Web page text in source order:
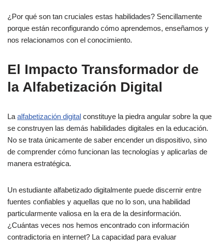
¿Por qué son tan cruciales estas habilidades? Sencillamente
porque están reconfigurando cómo aprendemos, enseñamos y
nos relacionamos con el conocimiento.
El Impacto Transformador de
la Alfabetización Digital
La alfabetización digital constituye la piedra angular sobre la que
se construyen las demás habilidades digitales en la educación.
No se trata únicamente de saber encender un dispositivo, sino
de comprender cómo funcionan las tecnologías y aplicarlas de
manera estratégica.
Un estudiante alfabetizado digitalmente puede discernir entre
fuentes confiables y aquellas que no lo son, una habilidad
particularmente valiosa en la era de la desinformación.
¿Cuántas veces nos hemos encontrado con información
contradictoria en internet? La capacidad para evaluar